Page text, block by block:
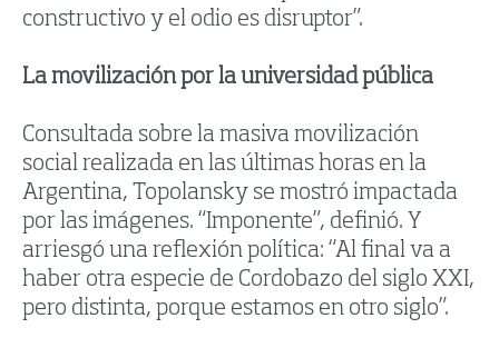
constructivo y el odio es disruptor”.
La movilización por la universidad pública
Consultada sobre la masiva movilización
social realizada en las últimas horas en la
Argentina, Topolansky se mostró impactada
por las imágenes. “Imponente”, definió. Y
arriesgó una reflexión política: “Al final va a
haber otra especie de Cordobazo del siglo XXI,
pero distinta, porque estamos en otro siglo”.